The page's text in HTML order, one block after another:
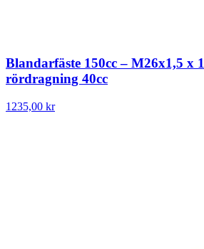
Blandarfäste 150cc – M26x1,5 x
rördragning 40cc
1235,00 kr